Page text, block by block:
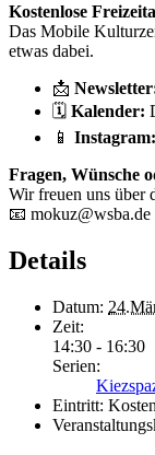
Kostenlose
Das Mobile
etwas dabei.
📩
🗓️ Kalender:
📱 Instagram:
Fragen, Wünsche
Wir freuen uns über
📧
Details
Datum:
Zeit:
14:30 - 16:30
Serien:
Eintritt: